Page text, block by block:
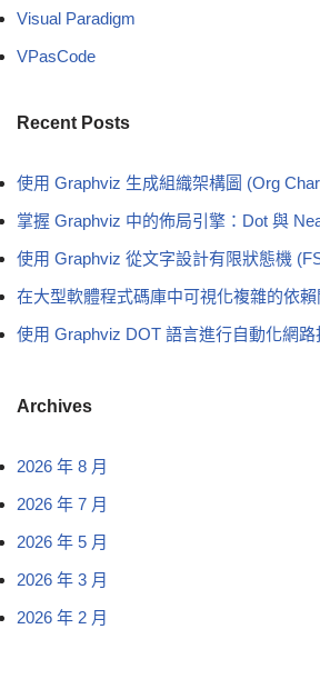
Visual Paradigm
VPasCode
Recent Posts
使用 Graphviz 生成組織架構圖 (Org
掌握 Graphviz 中的佈局引擎：Dot 與
使用 Graphviz 從文字設計有限狀態機
在大型軟體程式碼庫中可視化複雜的依賴
使用 Graphviz DOT 語言進行自動化網路
Archives
2026 年 8 月
2026 年 7 月
2026 年 5 月
2026 年 3 月
2026 年 2 月